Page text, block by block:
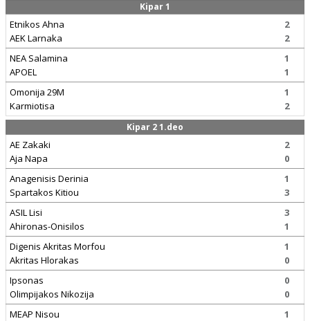
Kipar 1
Etnikos Ahna
AEK Larnaka
2
2
NEA Salamina
APOEL
1
1
Omonija 29M
Karmiotisa
1
2
Kipar 2 1.deo
AE Zakaki
Aja Napa
2
0
Anagenisis Derinia
Spartakos Kitiou
1
3
ASIL Lisi
Ahironas-Onisilos
3
1
Digenis Akritas Morfou
Akritas Hlorakas
1
0
Ipsonas
Olimpijakos Nikozija
0
0
MEAP Nisou
1